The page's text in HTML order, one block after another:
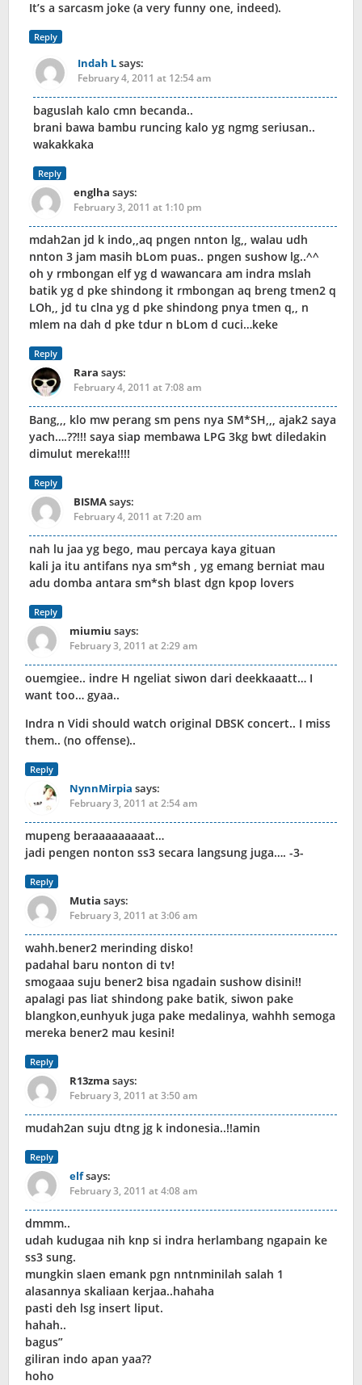
It’s a sarcasm joke (a very funny one, indeed).
Reply
Indah Lsays:
February 4, 2011 at 12:54 am
baguslah kalo cmn becanda..
brani bawa bambu runcing kalo yg ngmg seriusan..
wakakkaka
Reply
englha says:
February 3, 2011 at 1:10 pm
mdah2an jd k indo,,aq pngen nnton lg,, walau udh
nnton 3 jam masih bLom puas.. pngen sushow lg..^^
oh y rmbongan elf yg d wawancara am indra mslah
batik yg d pke shindong it rmbongan aq breng tmen2 q
LOh,, jd tu clna yg d pke shindong pnya tmen q,, n
mlem na dah d pke tdur n bLom d cuci…keke
Reply
Rara says:
February 4, 2011 at 7:08 am
Bang,,, klo mw perang sm pens nya SM*SH,,, ajak2 saya
yach….??!!! saya siap membawa LPG 3kg bwt diledakin
dimulut mereka!!!!
Reply
BISMAsays:
February 4, 2011 at 7:20 am
nah lu jaa yg bego, mau percaya kaya gituan
kali ja itu antifans nya sm*sh , yg emang berniat mau
adu domba antara sm*sh blast dgn kpop lovers
Reply
miumiu says:
February 3, 2011 at 2:29 am
ouemgiee.. indre H ngeliat siwon dari deekkaaatt… I
want too… gyaa..
Indra n Vidi should watch original DBSK concert.. I miss
them.. (no offense)..
Reply
NynnMirpia says:
February 3, 2011 at 2:54 am
mupeng beraaaaaaaaat…
jadi pengen nonton ss3 secara langsung juga…. -3-
Reply
Mutia says:
February 3, 2011 at 3:06 am
wahh.bener2 merinding disko!
padahal baru nonton di tv!
smogaaa suju bener2 bisa ngadain sushow disini!!
apalagi pas liat shindong pake batik, siwon pake
blangkon,eunhyuk juga pake medalinya, wahhh semoga
mereka bener2 mau kesini!
Reply
R13zma says:
February 3, 2011 at 3:50 am
mudah2an suju dtng jg k indonesia..!!amin
Reply
elfsays:
February 3, 2011 at 4:08 am
dmmm..
udah kudugaa nih knp si indra herlambang ngapain ke
ss3 sung.
mungkin slaen emank pgn nntnminilah salah 1
alasannya skaliaan kerjaa..hahaha
pasti deh lsg insert liput.
hahah..
bagus”
giliran indo apan yaa??
hoho